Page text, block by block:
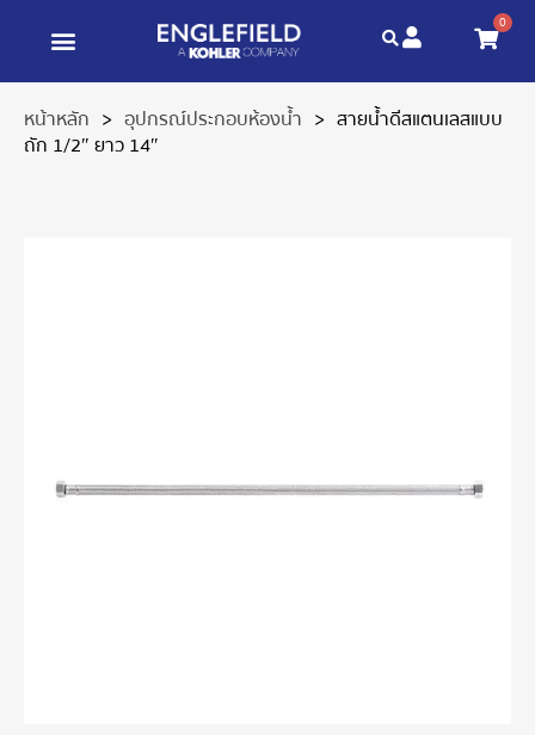
0
หน้าหลัก > อุปกรณ์ประกอบห้องน้ำ > สายน้ำดีสแตนเลสแบบ
ถัก 1/2″ ยาว 14″